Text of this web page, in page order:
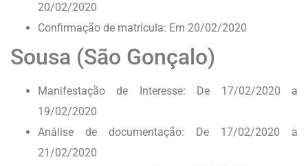
20/02/2020
Confirmação de matrícula: Em 20/02/2020
Sousa (São Gonçalo)
Manifestação de Interesse: De 17/02/2020 a
19/02/2020
Análise de documentação: De 17/02/2020 a
21/02/2020